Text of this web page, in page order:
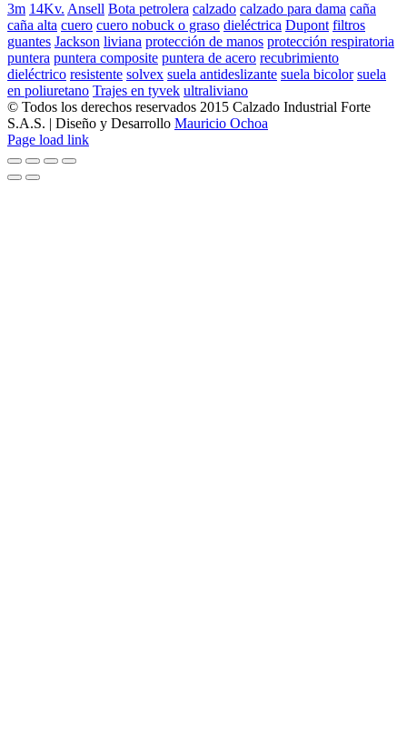
3m 14Kv. Ansell Bota petrolera calzado calzado para dama caña
caña alta cuero cuero nobuck o graso dieléctrica Dupont filtros
guantes Jackson liviana protección de manos protección respiratoria
puntera puntera composite puntera de acero recubrimiento
dieléctrico resistente solvex suela antideslizante suela bicolor suela
en poliuretano Trajes en tyvek ultraliviano
© Todos los derechos reservados 2015 Calzado Industrial Forte
S.A.S. | Diseño y Desarrollo Mauricio Ochoa
Facebook
Page load link